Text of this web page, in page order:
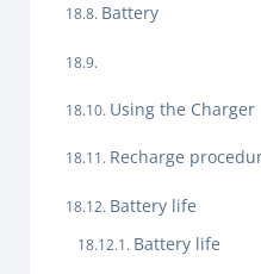
Battery
Using the Charger
Recharge
Battery life
Battery life